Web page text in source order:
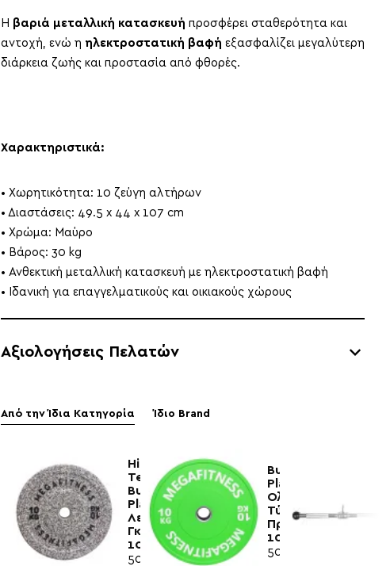
Η βαριά μεταλλική κατασκευή προσφέρει σταθερότητα και
αντοχή, ενώ η ηλεκτροστατική βαφή εξασφαλίζει μεγαλύτερη
διάρκεια ζωής και προστασία από φθορές.
Χαρακτηριστικά:
• Χωρητικότητα: 10 ζεύγη αλτήρων
• Διαστάσεις: 49.5 x 44 x 107 cm
• Χρώμα: Μαύρο
• Βάρος: 30 kg
• Ανθεκτική μεταλλική κατασκευή με ηλεκτροστατική βαφή
• Ιδανική για επαγγελματικούς και οικιακούς χώρους
Αξιολογήσεις Πελατών
Από την Ίδια Κατηγορία Ίδιο Brand
Hi
Temp
Bumper
Plate
Λευκό-
Γκρί
10kg|Megafitness
50,00€
Bumper
Plate
Ολυμπιακού
Τύπου
Πράσινο
10kg|Megafitness
50,50€